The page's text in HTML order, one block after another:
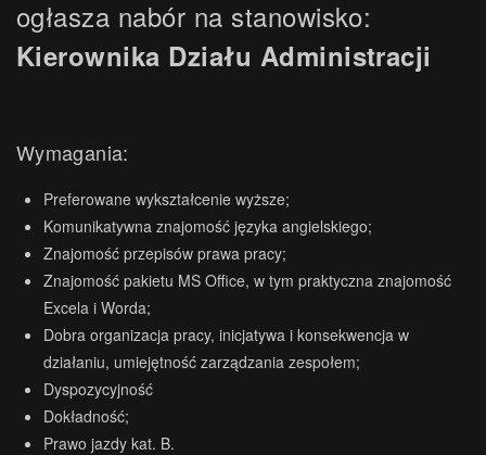
ogłasza nabór na stanowisko:
Kierownika Działu Administracji
Wymagania:
Preferowane wykształcenie wyższe;
Komunikatywna znajomość języka angielskiego;
Znajomość przepisów prawa pracy;
Znajomość pakietu MS Office, w tym praktyczna znajomość
Excela i Worda;
Dobra organizacja pracy, inicjatywa i konsekwencja w
działaniu, umiejętność zarządzania zespołem;
Dyspozycyjność
Dokładność;
Prawo jazdy kat. B.